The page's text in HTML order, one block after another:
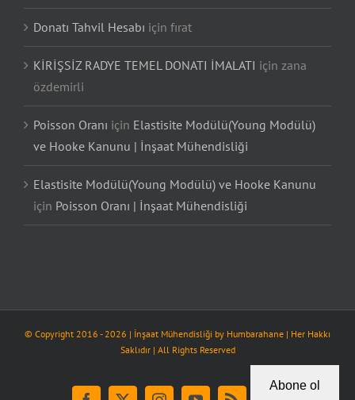
Donatı Tahvil Hesabı için fırat
KİRİŞSİZ RADYE TEMEL DONATI İMALATI için zana
özdemirli
Poisson Oranı için Elastisite Modülü(Young Modülü)
ve Hooke Kanunu | İnşaat Mühendisliği
Elastisite Modülü(Young Modülü) ve Hooke Kanunu
için Poisson Oranı | İnşaat Mühendisliği
© Copyright 2016 - 2026 | İnşaat Mühendisliği by Humbarahane | Her Hakkı
Saklıdır | All Rights Reserved
Abone ol